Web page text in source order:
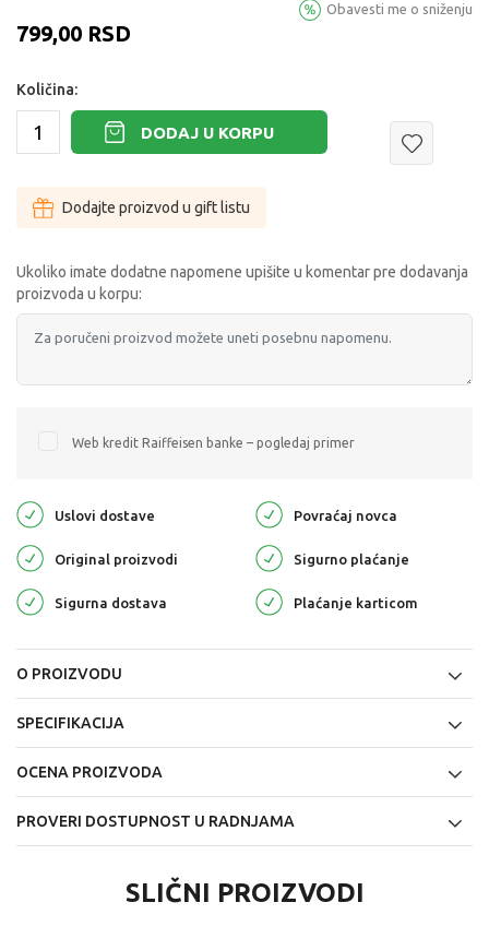
799,00 RSD
Obavesti me o sniženju
Količina:
DODAJ U KORPU
Dodajte proizvod u gift listu
Ukoliko imate dodatne napomene upišite u komentar pre dodavanja
proizvoda u korpu:
Web kredit Raiffeisen banke – pogledaj primer
Uslovi dostave Povraćaj novca
Original proizvodi Sigurno plaćanje
Sigurna dostava Plaćanje karticom
O PROIZVODU
SPECIFIKACIJA
OCENA PROIZVODA
PROVERI DOSTUPNOST U RADNJAMA
SLIČNI PROIZVODI